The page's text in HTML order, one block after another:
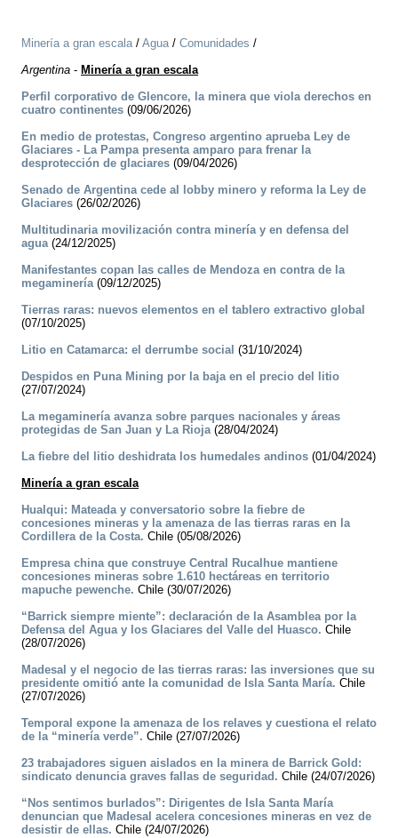
Minería a gran escala/ Agua/ Comunidades /
Argentina - Minería a gran escala
Perfil corporativo de Glencore, la minera que viola derechos en
cuatro continentes (09/06/2026)
En medio de protestas, Congreso argentino aprueba Ley de
Glaciares - La Pampa presenta amparo para frenar la
desprotección de glaciares (09/04/2026)
Senado de Argentina cede al lobby minero y reforma la Ley de
Glaciares (26/02/2026)
Multitudinaria movilización contra minería y en defensa del
agua(24/12/2025)
Manifestantes copan las calles de Mendoza en contra de la
megaminería(09/12/2025)
Tierras raras: nuevos elementos en el tablero extractivo global
(07/10/2025)
Litio en Catamarca: el derrumbe social (31/10/2024)
Despidos en Puna Mining por la baja en el precio del litio
(27/07/2024)
La megaminería avanza sobre parques nacionales y áreas
protegidas de San Juan y La Rioja(28/04/2024)
La fiebre del litio deshidrata los humedales andinos (01/04/2024)
Minería a gran escala
Hualqui: Mateada y conversatorio sobre la fiebre de
concesiones mineras y la amenaza de las tierras raras en la
Cordillera de la Costa. Chile (05/08/2026)
Empresa china que construye Central Rucalhue mantiene
concesiones mineras sobre 1.610 hectáreas en territorio
mapuche pewenche. Chile (30/07/2026)
“Barrick siempre miente”: declaración de la Asamblea por la
Defensa del Agua y los Glaciares del Valle del Huasco. Chile
(28/07/2026)
Madesal y el negocio de las tierras raras: las inversiones que su
presidente omitió ante la comunidad de Isla Santa María. Chile
(27/07/2026)
Temporal expone la amenaza de los relaves y cuestiona el relato
de la “minería verde”. Chile (27/07/2026)
23 trabajadores siguen aislados en la minera de Barrick Gold:
sindicato denuncia graves fallas de seguridad. Chile (24/07/2026)
“Nos sentimos burlados”: Dirigentes de Isla Santa María
denuncian que Madesal acelera concesiones mineras en vez de
desistir de ellas. Chile (24/07/2026)